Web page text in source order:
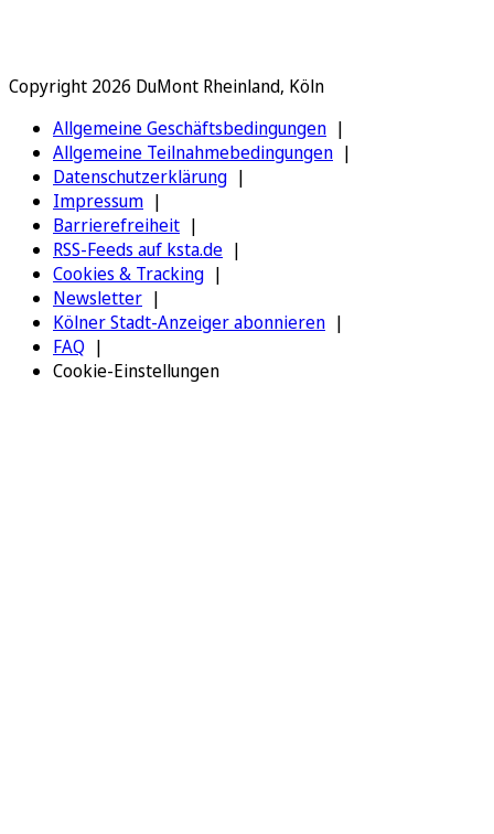
Copyright 2026 DuMont Rheinland, Köln
Allgemeine Geschäftsbedingungen
Allgemeine Teilnahmebedingungen
Datenschutzerklärung
Impressum
Barrierefreiheit
RSS-Feeds auf ksta.de
Cookies & Tracking
Newsletter
Kölner Stadt-Anzeiger abonnieren
FAQ
Cookie-Einstellungen